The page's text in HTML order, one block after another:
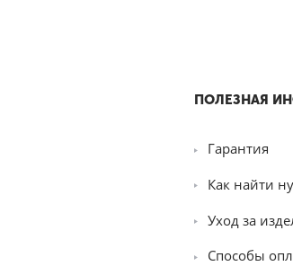
ПОЛЕЗНАЯ
Гарантия
Как найти
Уход за
Способы